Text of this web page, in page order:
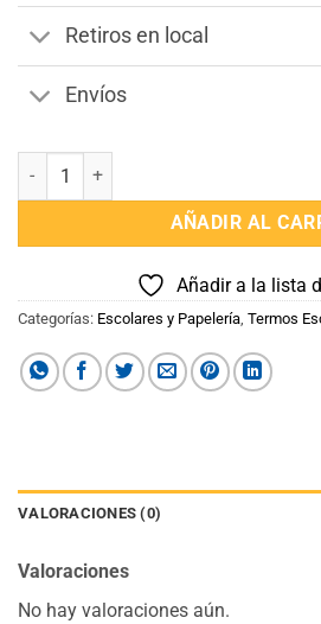
Retiros en local
Envíos
Botella Paw Patrol 510ml cantidad
AÑADIR AL
Añadir a la lista
Categorías: Escolares y Papelería, Termos
VALORACIONES (0)
Valoraciones
No hay valoraciones aún.